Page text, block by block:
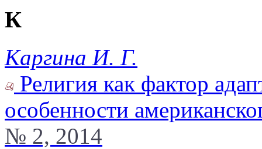
К
Каргина И. Г.
Религия как фактор
особенности
№ 2, 2014